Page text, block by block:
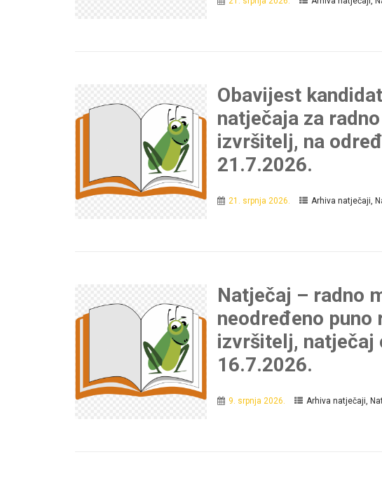
Obavijest
natječaja za
izvršitelj, na
21.7.2026.
21. srpnja 2026. Arhiva natječaji,
Natječaj – radno
neodređeno puno
izvršitelj, natječaj
16.7.2026.
9. srpnja 2026. Arhiva natječaji,